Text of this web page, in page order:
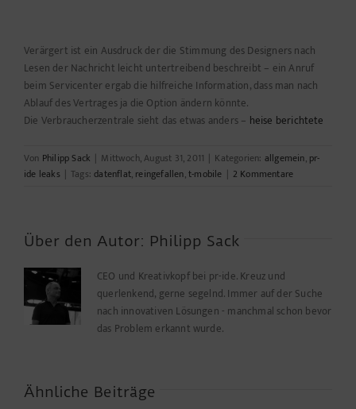
Verärgert ist ein Ausdruck der die Stimmung des Designers nach
Lesen der Nachricht leicht untertreibend beschreibt – ein Anruf
beim Servicenter ergab die hilfreiche Information, dass man nach
Ablauf des Vertrages ja die Option ändern könnte.
Die Verbraucherzentrale sieht das etwas anders – heise berichtete
Von Philipp Sack | Mittwoch, August 31, 2011 | Kategorien: allgemein, pr-
ide leaks | Tags:datenflat, reingefallen,t-mobile | 2 Kommentare
Über den Autor: Philipp Sack
CEO und Kreativkopf bei pr-ide. Kreuz und
querlenkend, gerne segelnd. Immer auf der Suche
nach innovativen Lösungen - manchmal schon bevor
das Problem erkannt wurde.
Ähnliche Beiträge